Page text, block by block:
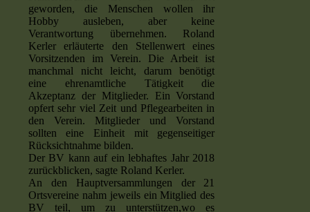
geworden, die Menschen wollen ihr
Hobby ausleben, aber keine
Verantwortung übernehmen. Roland
Kerler erläuterte den Stellenwert eines
Vorsitzenden im Verein. Die Arbeit ist
manchmal nicht leicht, darum benötigt
eine ehrenamtliche Tätigkeit die
Akzeptanz der Mitglieder. Ein Vorstand
opfert sehr viel Zeit und Pflegearbeiten in
den Verein. Mitglieder und Vorstand
sollten eine Einheit mit gegenseitiger
Rücksichtnahme bilden.
Der BV kann auf ein lebhaftes Jahr 2018
zurückblicken, sagte Roland Kerler.
An den Hauptversammlungen der 21
Ortsvereine nahm jeweils ein Mitglied des
BV teil, um zu unterstützen,wo es